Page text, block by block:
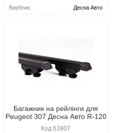
Вирбник: Десна Авто
Багажник на рейлінги для
Peugeot 307 Десна Авто R-120
Код 63907